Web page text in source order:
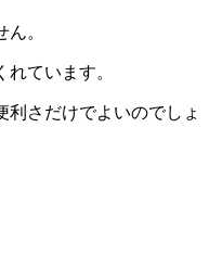
。
ています。
利さだけでよいのでしょ